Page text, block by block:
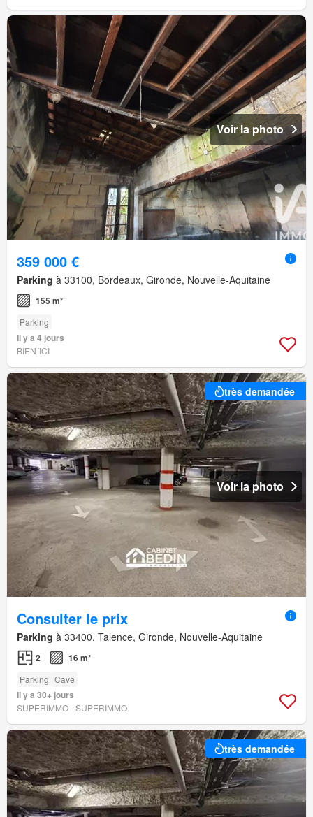
Voir la photo
359 000 €
Parking à 33100, Bordeaux, Gironde, Nouvelle-Aquitaine
155 m²
Parking
Il y a 4 jours
BIEN´ICI
très demandée
Voir la photo
Consulter le prix
Parking à 33400, Talence, Gironde, Nouvelle-Aquitaine
2 16 m²
Parking Cave
Il y a 30+ jours
SUPERIMMO - SUPERIMMO
très demandée